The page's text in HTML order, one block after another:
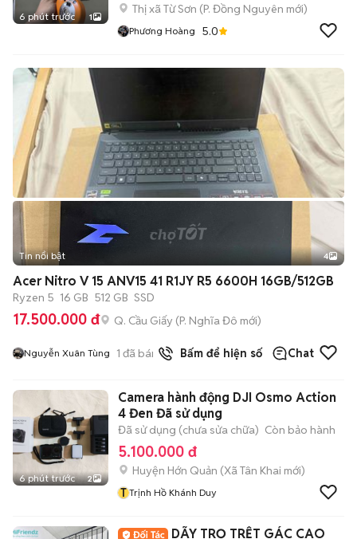
6 phút trước 1
Thị xã Từ Sơn (P. Đồng Nguyên mới)
Phương Hoàng 5.0
Tin nổi bật 4
Acer Nitro V 15 ANV15 41 R1JY R5 6600H 16GB/512GB
Ryzen 5 16 GB 512 GB SSD
17.500.000 đ Q. Cầu Giấy (P. Nghĩa Đô mới)
Nguyễn Xuân Tùng 1 đã bán Bấm để hiện số Chat
6 phút trước 2
Camera hành động DJI Osmo Action
4 Đen Đã sử dụng
Đã sử dụng (chưa sửa chữa) Còn bảo hành
5.100.000 đ
Huyện Hớn Quản (Xã Tân Khai mới)
T Trịnh Hồ Khánh Duy
DÃY TRỌ TRỆT GÁC CAO